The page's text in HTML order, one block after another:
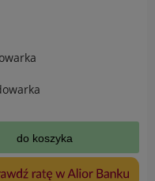
do koszyka